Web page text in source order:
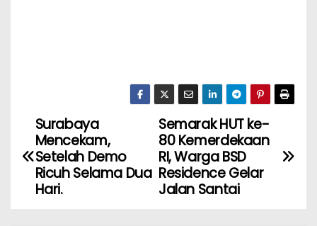
Semarak HUT ke-
80 Kemerdekaan
RI, Warga BSD
Residence Gelar
Jalan Santai
Surabaya
Mencekam,
Setelah Demo
Ricuh Selama Dua
Hari.